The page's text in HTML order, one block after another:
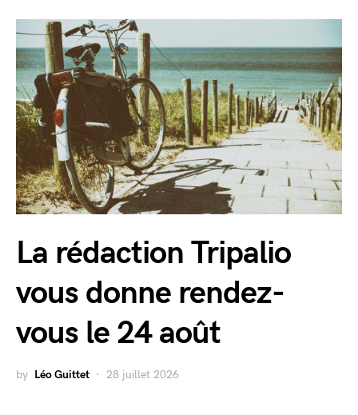
La rédaction Tripalio
vous donne rendez-
vous le 24 août
by Léo Guittet 28 juillet 2026